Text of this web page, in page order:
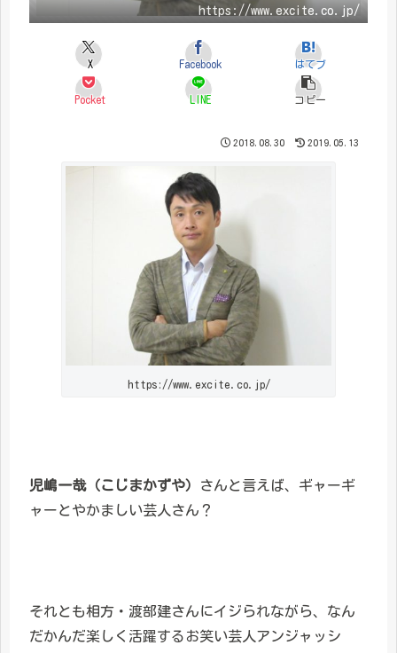
https://www.excite.co.jp/
X Facebook はてブ
Pocket LINE コピー
2018.08.30 2019.05.13
https://www.excite.co.jp/
児嶋一哉（こじまかずや）
さんと言えば、ギャーギ
ャーとやかましい芸人さん？
それとも相方・渡部建さんにイジられながら、なん
だかんだ楽しく活躍するお笑い芸人アンジャッシ